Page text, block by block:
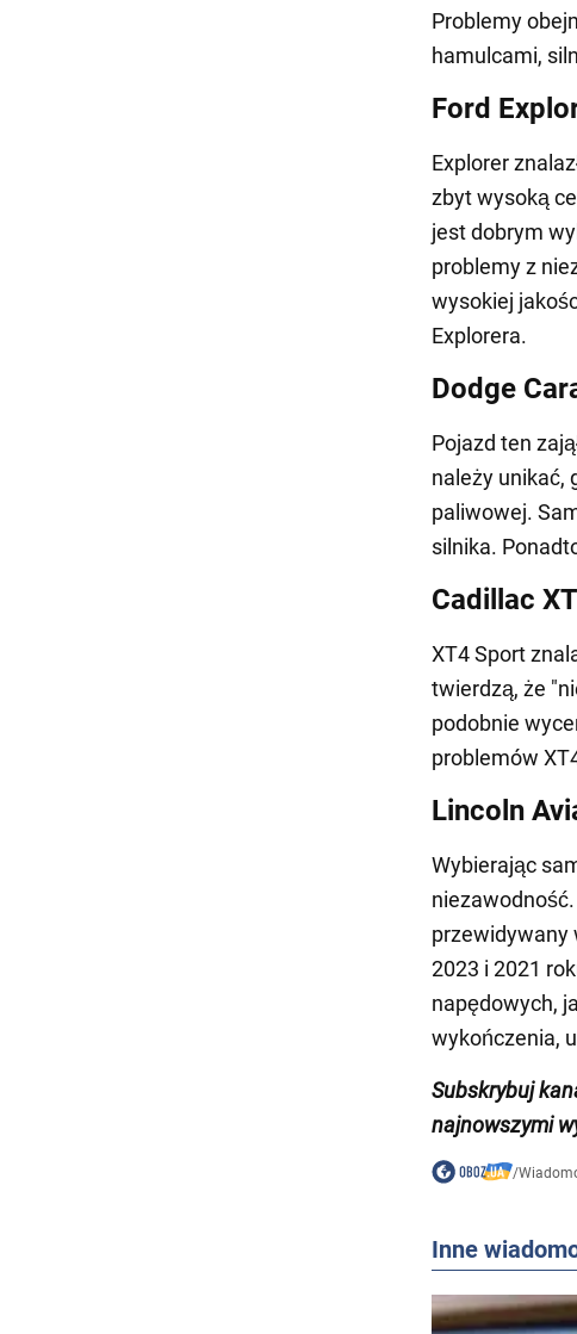
Problemy
hamulcami,
Ford
Explorer
zbyt wysoką
jest dobrym
problemy z
wysokiej
Explorera.
Dodge
Pojazd ten
należy unikać,
paliwowej.
silnika.
Cadillac
XT4 Sport
twierdzą, że
podobnie
problemów
Lincoln
Wybierając
przewidywany
2023 i 2021
napędowych,
wykończenia,
Subskrybuj
najnowszymi
/
Inne